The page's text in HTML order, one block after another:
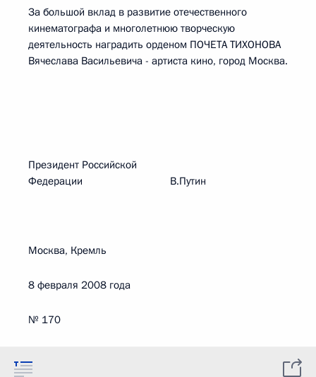
За большой вклад в развитие отечественного
кинематографа и многолетнюю творческую
деятельность наградить орденом ПОЧЕТА ТИХОНОВА
Вячеслава Васильевича - артиста кино, город Москва.
Президент Российской
Федерации В.Путин
Москва, Кремль
8 февраля 2008 года
№ 170